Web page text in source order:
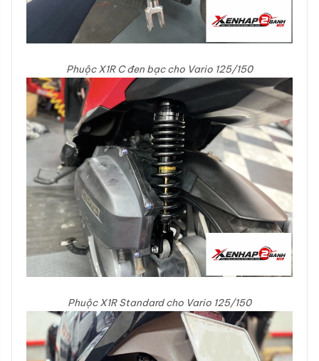
Phuộc X1R C đen bạc cho Vario 125/150
Phuộc X1R Standard cho Vario 125/150